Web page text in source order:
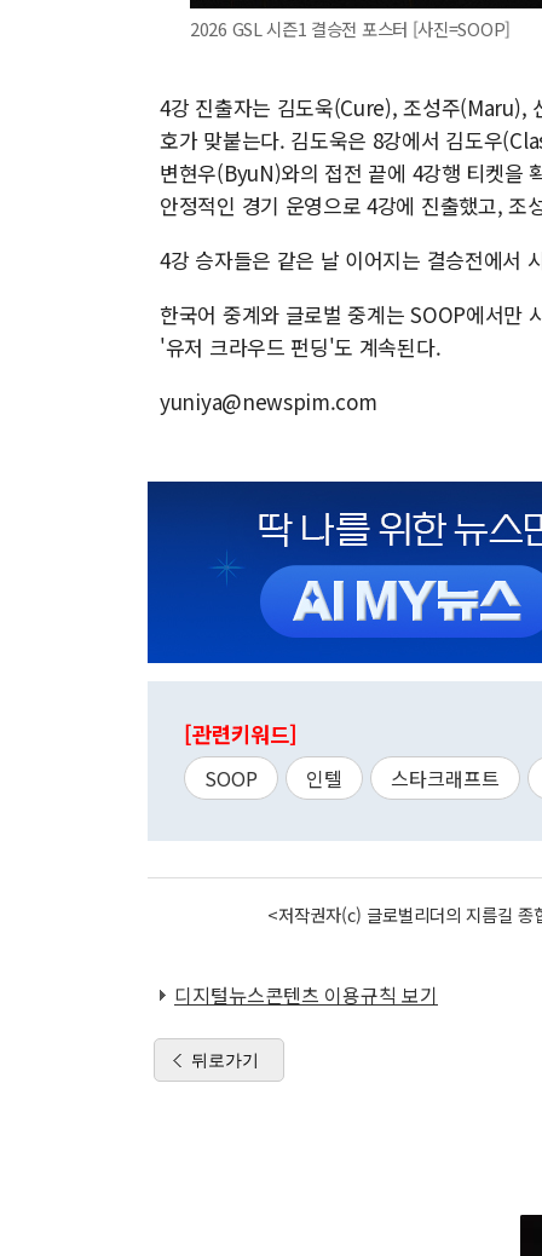
2026 GSL 시즌1 결승전 포스터 [사진=SOOP]
4강 진출자는 김도욱(Cure), 조성주(Maru),
호가 맞붙는다. 김도욱은 8강에서 김도우
변현우(ByuN)와의 접전 끝에 4강행 티켓을
안정적인 경기 운영으로 4강에 진출했고,
4강 승자들은 같은 날 이어지는 결승전에서
한국어 중계와 글로벌 중계는 SOOP에서만
'유저 크라우드 펀딩'도 계속된다.
yuniya@newspim.com
[관련키워드]
SOOP 인텔 스타크래프트
<저작권자(c) 글로벌리더의 지름길
디지털뉴스콘텐츠 이용규칙 보기
뒤로가기